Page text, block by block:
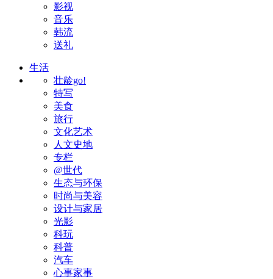
影视
音乐
韩流
送礼
生活
壮龄go!
特写
美食
旅行
文化艺术
人文史地
专栏
@世代
生态与环保
时尚与美容
设计与家居
光影
科玩
科普
汽车
心事家事